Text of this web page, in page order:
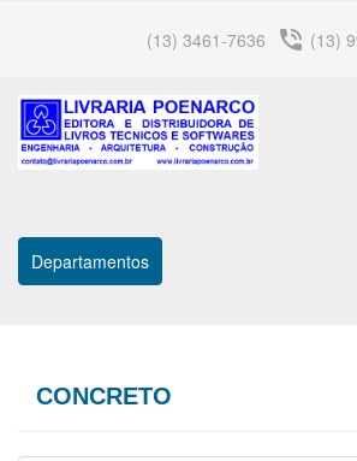
(13) 3461-7636 phone_in_talk (13)
Departamentos
CONCRETO